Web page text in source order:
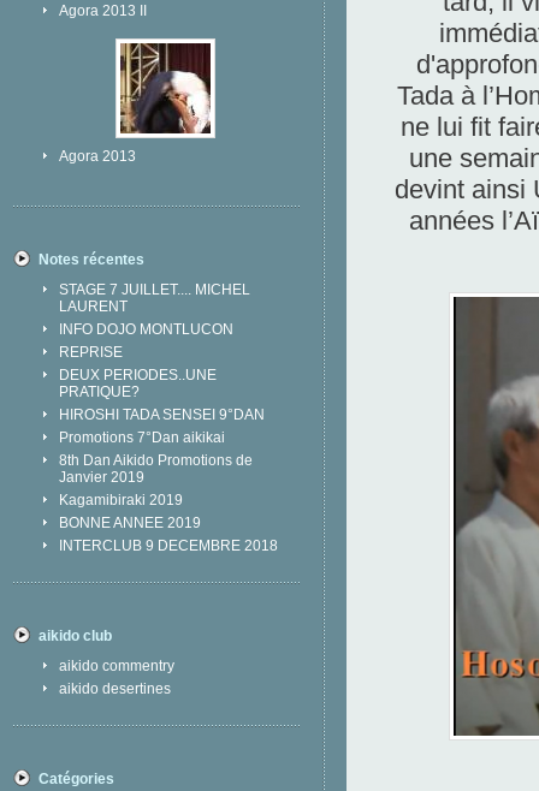
Agora 2013 II
Agora 2013
Notes récentes
STAGE 7 JUILLET.... MICHEL
LAURENT
INFO DOJO MONTLUCON
REPRISE
DEUX PERIODES..UNE
PRATIQUE?
HIROSHI TADA SENSEI 9°DAN
Promotions 7°Dan aikikai
8th Dan Aikido Promotions de
Janvier 2019
Kagamibiraki 2019
BONNE ANNEE 2019
INTERCLUB 9 DECEMBRE 2018
aikido club
aikido commentry
aikido desertines
Catégories
Tada à
ne lui fit
une
devint ainsi
années